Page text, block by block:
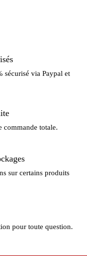
sécurisé via Paypal et
commande totale.
sur certains produits
pour toute question.